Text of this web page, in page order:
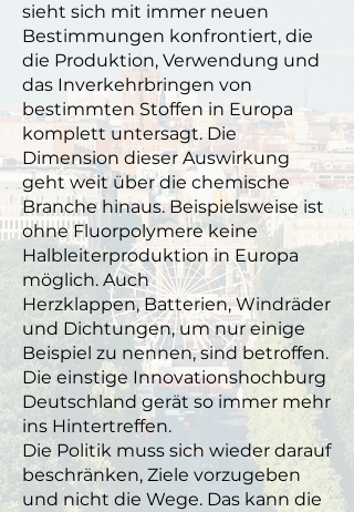
sieht sich mit immer neuen
Bestimmungen konfrontiert, die
die Produktion, Verwendung und
das Inverkehrbringen von
bestimmten Stoffen in Europa
komplett untersagt. Die
Dimension dieser Auswirkung
geht weit über die chemische
Branche hinaus. Beispielsweise ist
ohne Fluorpolymere keine
Halbleiterproduktion in Europa
möglich. Auch
Herzklappen, Batterien, Windräder
und Dichtungen, um nur einige
Beispiel zu nennen, sind betroffen.
Die einstige Innovationshochburg
Deutschland gerät so immer mehr
ins Hintertreffen.
Die Politik muss sich wieder darauf
beschränken, Ziele vorzugeben
und nicht die Wege. Das kann die